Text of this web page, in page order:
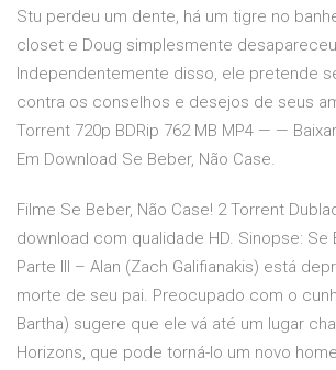
Stu perdeu um dente, há um tigre no
closet e Doug simplesmente
Independentemente disso, ele pretende
contra os conselhos e desejos de seus
Torrent 720p BDRip 762 MB MP4 — —
Em Download Se Beber, Não Case.
Filme Se Beber, Não Case! 2 Torrent
download com qualidade HD. Sinopse: Se
Parte III – Alan (Zach Galifianakis) está
morte de seu pai. Preocupado com o
Bartha) sugere que ele vá até um lugar
Horizons, que pode torná-lo um novo